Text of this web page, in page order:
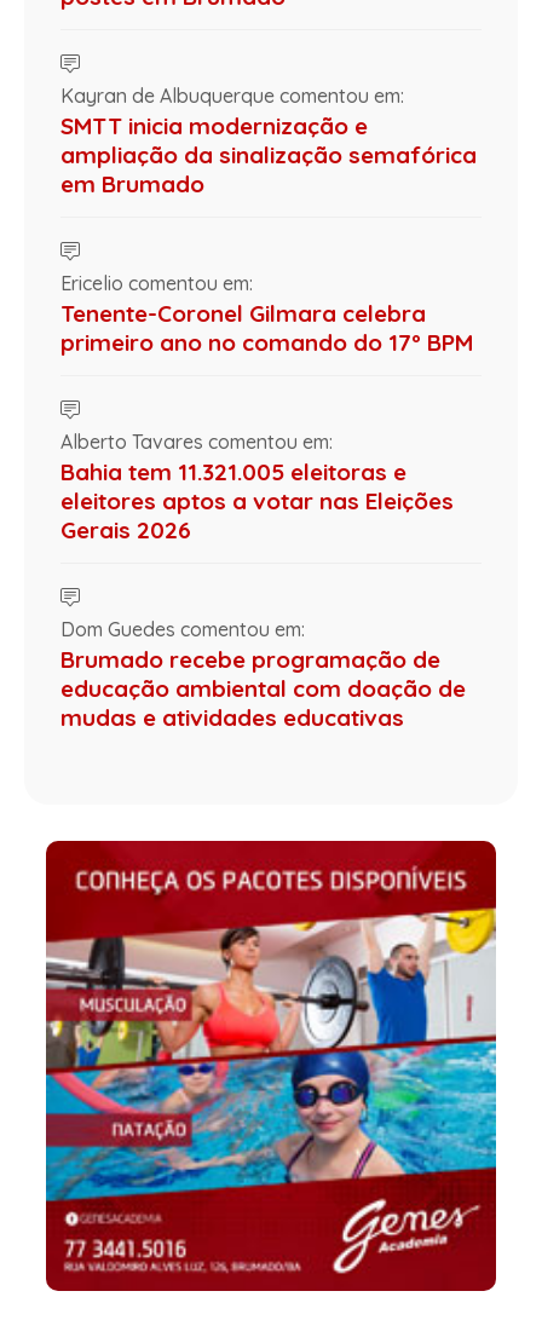
Kayran de Albuquerque comentou em:
SMTT inicia modernização e
ampliação da sinalização semafórica
em Brumado
Ericelio comentou em:
Tenente-Coronel Gilmara celebra
primeiro ano no comando do 17º BPM
Alberto Tavares comentou em:
Bahia tem 11.321.005 eleitoras e
eleitores aptos a votar nas Eleições
Gerais 2026
Dom Guedes comentou em:
Brumado recebe programação de
educação ambiental com doação de
mudas e atividades educativas